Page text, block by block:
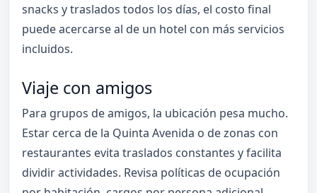
snacks y traslados todos los días, el costo final
puede acercarse al de un hotel con más servicios
incluidos.
Viaje con amigos
Para grupos de amigos, la ubicación pesa mucho.
Estar cerca de la Quinta Avenida o de zonas con
restaurantes evita traslados constantes y facilita
dividir actividades. Revisa políticas de ocupación